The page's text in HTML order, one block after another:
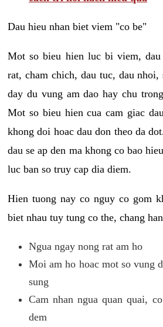
Dau hieu nhan biet viem "co be"
Mot so bieu hien luc bi viem,
rat, cham chich, dau tuc, dau nhoi,
day du vung am dao hay chu
Mot so bieu hien cua cam giac
khong doi hoac dau don theo da
dau se ap den ma khong co bao
luc ban so truy cap dia diem.
Hien tuong nay co nguy co gom
biet nhau tuy tung co the, chang
Ngua ngay nong rat am ho
Moi am ho hoac mot so vung
sung
Cam nhan ngua quan quai,
dem